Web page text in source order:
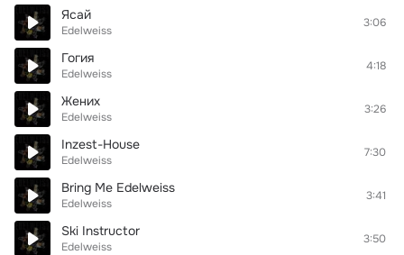
Ясай
Edelweiss
3:06
Гогия
Edelweiss
4:18
Жених
Edelweiss
3:26
Inzest-House
Edelweiss
7:30
Bring Me Edelweiss
Edelweiss
3:41
Ski Instructor
Edelweiss
3:50